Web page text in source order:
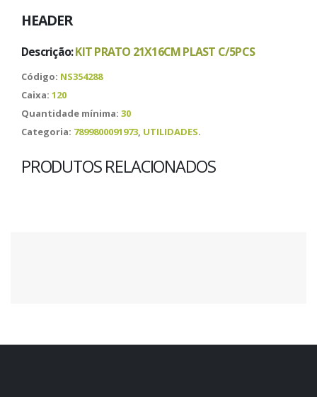
HEADER
Descrição:KIT PRATO 21X16CM PLAST C/5PCS
Código: NS354288
Caixa: 120
Quantidade mínima: 30
Categoria: 7899800091973, UTILIDADES.
PRODUTOS RELACIONADOS